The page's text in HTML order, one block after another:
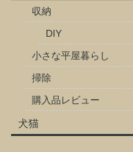
収納
DIY
小さな平屋暮らし
掃除
購入品レビュー
犬猫